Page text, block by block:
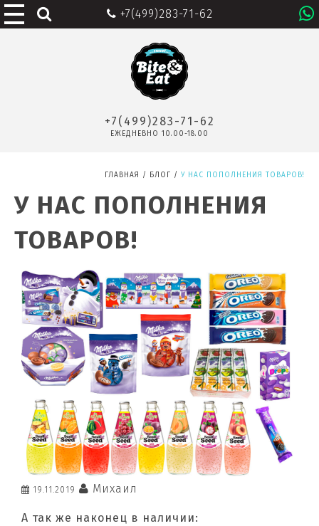
+7(499)283-71-62
ЕЖЕДНЕВНО 10.00-18.00
ГЛАВНАЯ / БЛОГ / У НАС ПОПОЛНЕНИЯ ТОВАРОВ!
У НАС ПОПОЛНЕНИЯ
ТОВАРОВ!
19.11.2019 Михаил
А так же наконец в наличии:
+7(499)283-71-62